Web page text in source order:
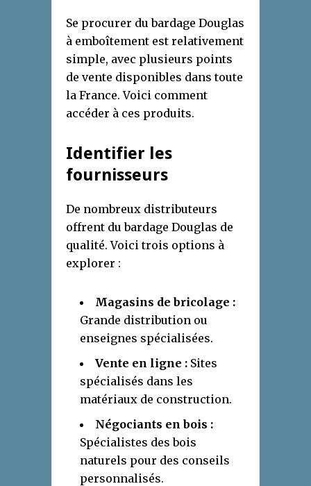
Se procurer du bardage Douglas
à emboîtement est relativement
simple, avec plusieurs points
de vente disponibles dans toute
la France. Voici comment
accéder à ces produits.
Identifier les
fournisseurs
De nombreux distributeurs
offrent du bardage Douglas de
qualité. Voici trois options à
explorer :
Magasins de bricolage :
Grande distribution ou
enseignes spécialisées.
Vente en ligne : Sites
spécialisés dans les
matériaux de construction.
Négociants en bois :
Spécialistes des bois
naturels pour des conseils
personnalisés.